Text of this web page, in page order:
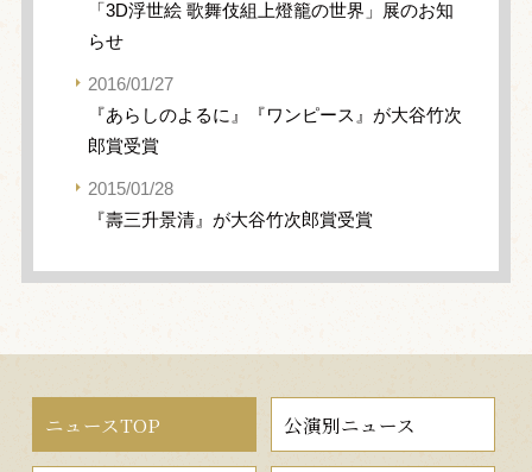
「3D浮世絵 歌舞伎組上燈籠の世界」展のお知
らせ
2016/01/27
『あらしのよるに』『ワンピース』が大谷竹次
郎賞受賞
2015/01/28
『壽三升景清』が大谷竹次郎賞受賞
ニュースTOP 公演別ニュース